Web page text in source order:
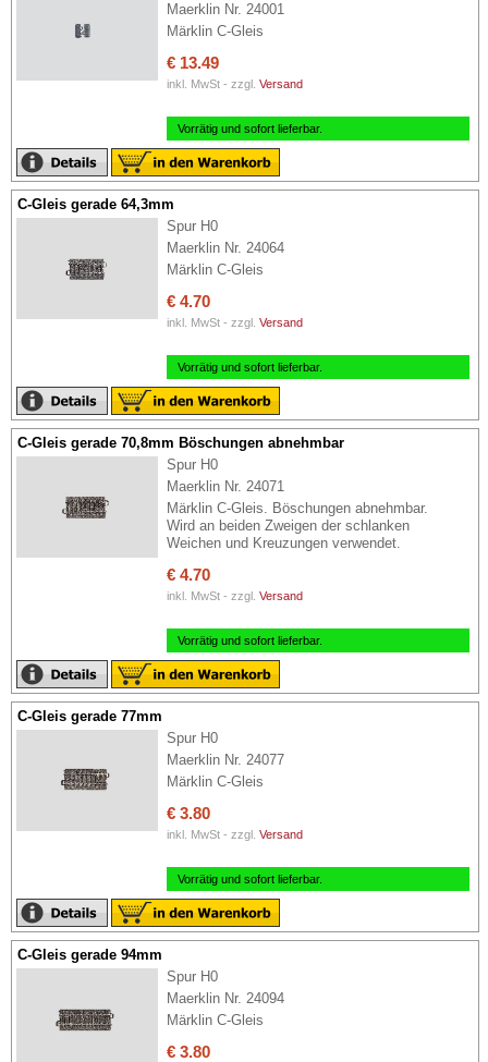
Maerklin Nr. 24001
Märklin C-Gleis
€ 13.49
inkl. MwSt - zzgl. Versand
Vorrätig und sofort lieferbar.
C-Gleis gerade 64,3mm
Spur H0
Maerklin Nr. 24064
Märklin C-Gleis
€ 4.70
inkl. MwSt - zzgl. Versand
Vorrätig und sofort lieferbar.
C-Gleis gerade 70,8mm Böschungen abnehmbar
Spur H0
Maerklin Nr. 24071
Märklin C-Gleis. Böschungen abnehmbar.
Wird an beiden Zweigen der schlanken
Weichen und Kreuzungen verwendet.
€ 4.70
inkl. MwSt - zzgl. Versand
Vorrätig und sofort lieferbar.
C-Gleis gerade 77mm
Spur H0
Maerklin Nr. 24077
Märklin C-Gleis
€ 3.80
inkl. MwSt - zzgl. Versand
Vorrätig und sofort lieferbar.
C-Gleis gerade 94mm
Spur H0
Maerklin Nr. 24094
Märklin C-Gleis
€ 3.80